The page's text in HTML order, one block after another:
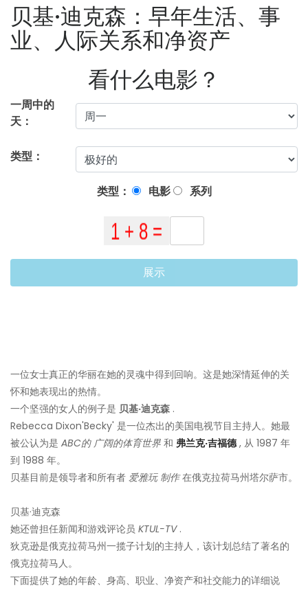
贝基·迪克森：早年生活、事
业、人际关系和净资产
看什么电影？
一周中的
天：
类型：
类型： 电影 系列
展示
一位女士真正的华丽在她的灵魂中得到回响。这是她深情延伸的关
怀和她表现出的热情。
一个坚强的女人的例子是 贝基·迪克森 .
Rebecca Dixon'Becky' 是一位杰出的美国电视节目主持人。她最
被公认为是 ABC的 广阔的体育世界 和 弗兰克·吉福德 , 从 1987 年
到 1988 年。
贝基目前是领导者和所有者 爱雅玩 制作 在俄克拉荷马州塔尔萨市。
贝基·迪克森
她还曾担任新闻和游戏评论员 KTUL-TV .
狄克逊是俄克拉荷马州一揽子计划的主持人，该计划总结了著名的
俄克拉荷马人。
下面提供了她的年龄、身高、职业、净资产和社交能力的详细说